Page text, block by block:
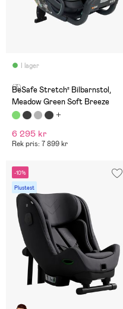
I lager
(3)
BeSafe Stretch² Bilbarnstol,
Meadow Green Soft Breeze
6 295 kr
Rek pris: 7 899 kr
-10%
Plustest